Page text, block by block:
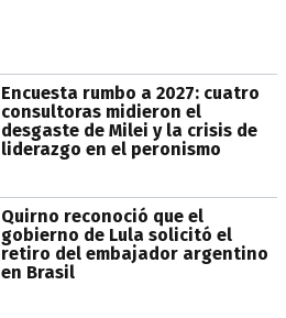
Encuesta rumbo a 2027: cuatro
consultoras midieron el
desgaste de Milei y la crisis de
liderazgo en el peronismo
Quirno reconoció que el
gobierno de Lula solicitó el
retiro del embajador argentino
en Brasil